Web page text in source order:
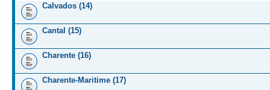
Calvados (14)
Cantal (15)
Charente (16)
Charente-Maritime (17)